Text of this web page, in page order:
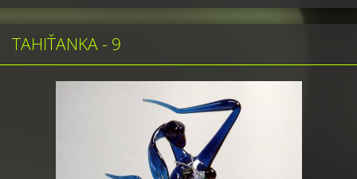
TAHIŤANKA - 9